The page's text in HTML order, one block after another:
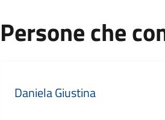
Persone che
Daniela Giustina